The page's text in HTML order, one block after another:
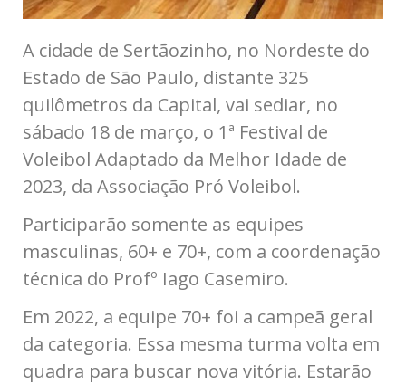
A cidade de Sertãozinho, no Nordeste do
Estado de São Paulo, distante 325
quilômetros da Capital, vai sediar, no
sábado 18 de março, o 1ª Festival de
Voleibol Adaptado da Melhor Idade de
2023, da Associação Pró Voleibol.
Participarão somente as equipes
masculinas, 60+ e 70+, com a coordenação
técnica do Profº Iago Casemiro.
Em 2022, a equipe 70+ foi a campeã geral
da categoria. Essa mesma turma volta em
quadra para buscar nova vitória. Estarão